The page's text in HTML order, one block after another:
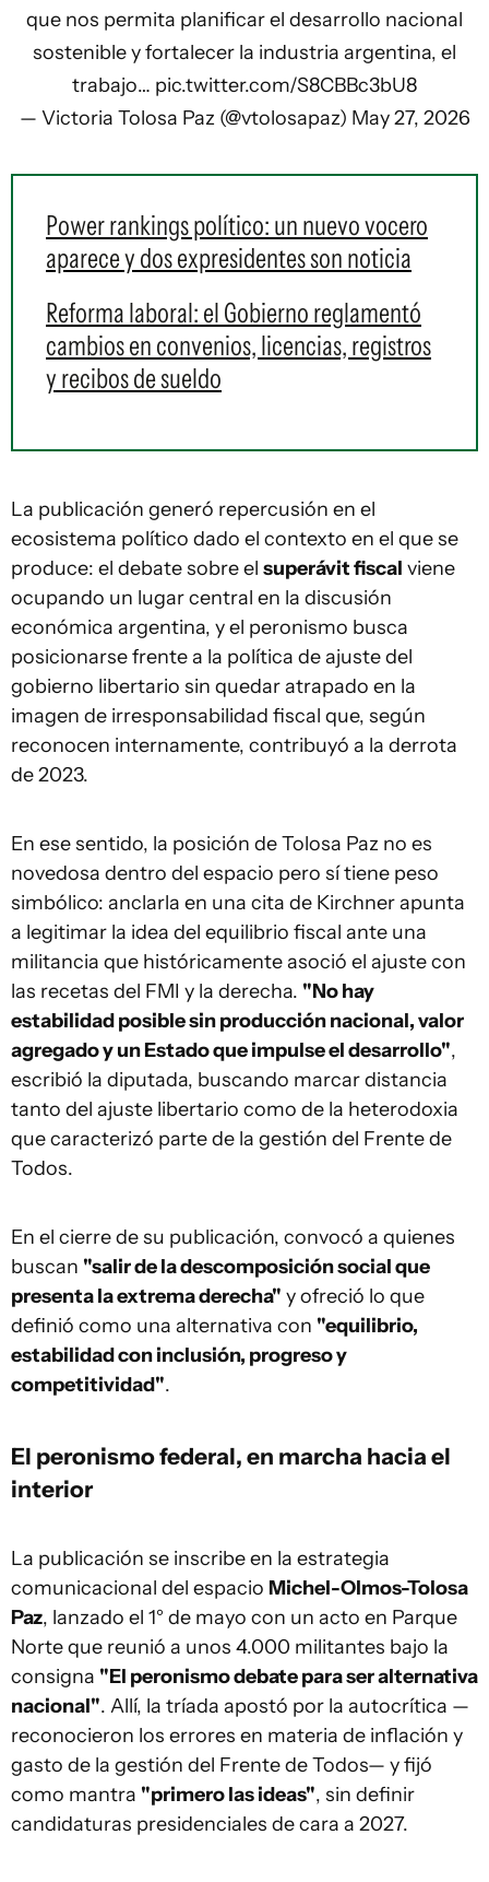
que nos permita planificar el desarrollo nacional
sostenible y fortalecer la industria argentina, el
trabajo… pic.twitter.com/S8CBBc3bU8
— Victoria Tolosa Paz (@vtolosapaz) May 27, 2026
Power rankings político: un nuevo vocero
aparece y dos expresidentes son noticia
Reforma laboral: el Gobierno reglamentó
cambios en convenios, licencias, registros
y recibos de sueldo
La publicación generó repercusión en el
ecosistema político dado el contexto en el que se
produce: el debate sobre el superávit fiscal viene
ocupando un lugar central en la discusión
económica argentina, y el peronismo busca
posicionarse frente a la política de ajuste del
gobierno libertario sin quedar atrapado en la
imagen de irresponsabilidad fiscal que, según
reconocen internamente, contribuyó a la derrota
de 2023.
En ese sentido, la posición de Tolosa Paz no es
novedosa dentro del espacio pero sí tiene peso
simbólico: anclarla en una cita de Kirchner apunta
a legitimar la idea del equilibrio fiscal ante una
militancia que históricamente asoció el ajuste con
las recetas del FMI y la derecha. "No hay
estabilidad posible sin producción nacional, valor
agregado y un Estado que impulse el desarrollo",
escribió la diputada, buscando marcar distancia
tanto del ajuste libertario como de la heterodoxia
que caracterizó parte de la gestión del Frente de
Todos.
En el cierre de su publicación, convocó a quienes
buscan "salir de la descomposición social que
presenta la extrema derecha" y ofreció lo que
definió como una alternativa con "equilibrio,
estabilidad con inclusión, progreso y
competitividad".
El peronismo federal, en marcha hacia el
interior
La publicación se inscribe en la estrategia
comunicacional del espacio Michel-Olmos-Tolosa
Paz, lanzado el 1° de mayo con un acto en Parque
Norte que reunió a unos 4.000 militantes bajo la
consigna "El peronismo debate para ser alternativa
nacional". Allí, la tríada apostó por la autocrítica —
reconocieron los errores en materia de inflación y
gasto de la gestión del Frente de Todos— y fijó
como mantra "primero las ideas", sin definir
candidaturas presidenciales de cara a 2027.